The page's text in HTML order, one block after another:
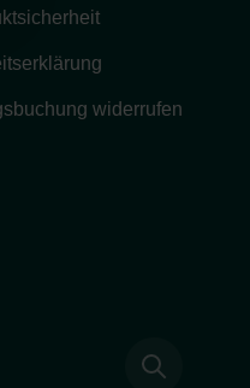
widerrufen